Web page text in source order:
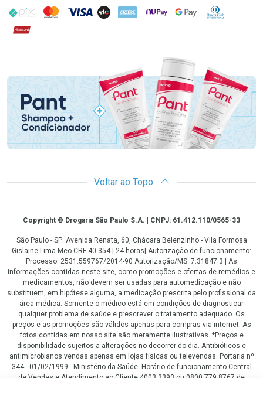
PIX MasterCard
VISA ELO AMEX NuPay Google PayDiners Club
Hipercard
Promoção em Destaque
Voltar ao Topo
CopyrightCopyright © Drogaria São Paulo S.A. | CNPJ: 61.412.110/0565-33
São Paulo - SP: Avenida Renata, 60, Chácara Belenzinho - Vila Formosa
Gislaine Lima Meo CRF 40.354 | 24 horas| Autorização de funcionamento:
Processo: 2531.559767/2014-90 Autorização/MS: 7.31847.3 | As
informações contidas neste site, como promoções e ofertas de remédios e
medicamentos, não devem ser usadas para automedicação e não
substituem, em hipótese alguma, a medicação prescrita pelo profissional da
área médica. Somente o médico está em condições de diagnosticar
qualquer problema de saúde e prescrever o tratamento adequado. Os
preços e as promoções são válidos apenas para compras via internet. As
fotos contidas em nosso site são meramente ilustrativas. *Preços e
disponibilidade sujeitos a alterações no decorrer do dia. Antibióticos e
antimicrobianos vendas apenas em lojas físicas ou televendas. Portaria nº
344 - 01/02/1999 - Ministério da Saúde. Horário de funcionamento Central
de Vendas e Atendimento ao Cliente 4003 3393 ou 0800 779 8767 de